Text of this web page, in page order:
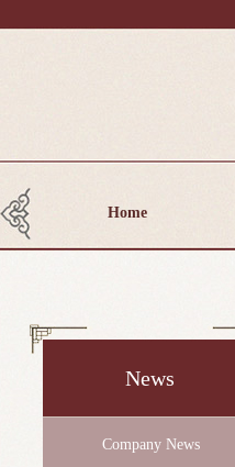
Home
News
Company News